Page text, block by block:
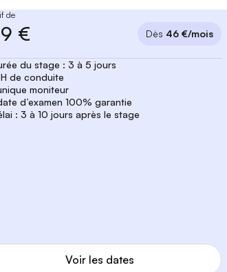
de
€ Dès 46 €/mois
du stage : 3 à 5 jours
de conduite
moniteur
d’examen 100% garantie
: 3 à 10 jours après le stage
Voir les dates